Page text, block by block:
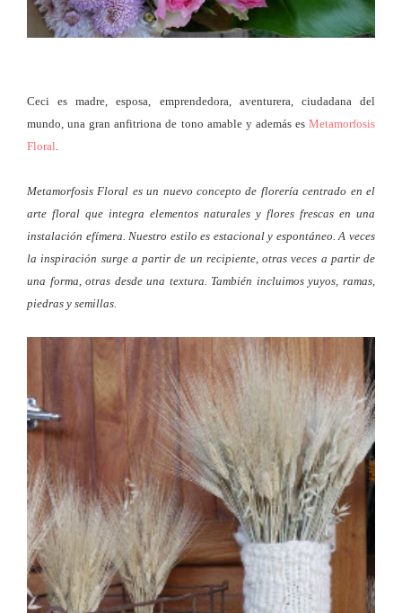
Ceci es madre, esposa, emprendedora, aventurera, ciudadana del
mundo, una gran anfitriona de tono amable y además es Metamorfosis
Floral.
Metamorfosis Floral es un nuevo concepto de florería centrado en el
arte floral que integra elementos naturales y flores frescas en una
instalación efímera. Nuestro estilo es estacional y espontáneo. A veces
la inspiración surge a partir de un recipiente, otras veces a partir de
una forma, otras desde una textura. También incluimos yuyos, ramas,
piedras y semillas.